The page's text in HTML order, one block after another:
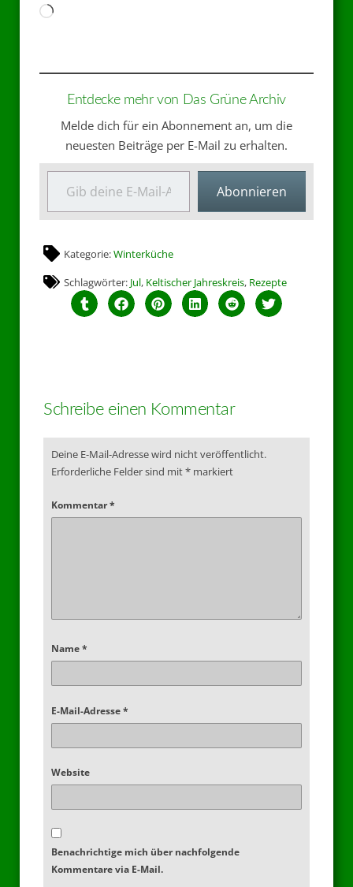
Entdecke mehr von Das Grüne Archiv
Melde dich für ein Abonnement an, um die
neuesten Beiträge per E-Mail zu erhalten.
Abonnieren
Kategorie:Winterküche
Schlagwörter: Jul, Keltischer Jahreskreis, Rezepte
Schreibe einen Kommentar
Deine E-Mail-Adresse wird nicht veröffentlicht.
Erforderliche Felder sind mit* markiert
Kommentar*
Name*
E-Mail-Adresse*
Website
Benachrichtige mich über nachfolgende
Kommentare via E-Mail.